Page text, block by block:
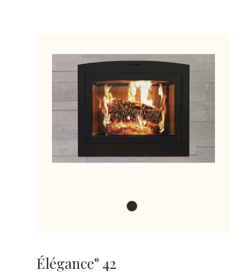
Élégance® 42